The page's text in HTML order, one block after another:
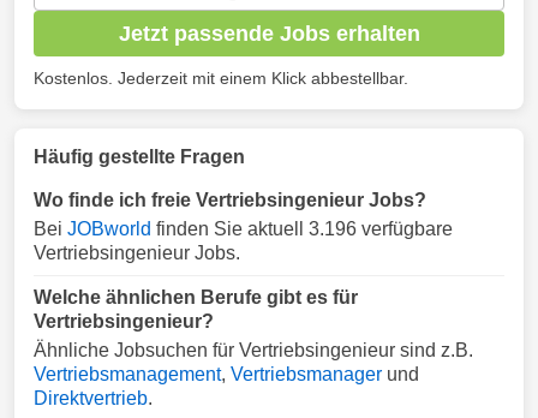
Jetzt passende Jobs erhalten
Kostenlos. Jederzeit mit einem Klick abbestellbar.
Häufig gestellte Fragen
Wo finde ich freie Vertriebsingenieur Jobs?
Bei JOBworld finden Sie aktuell 3.196 verfügbare
Vertriebsingenieur Jobs.
Welche ähnlichen Berufe gibt es für
Vertriebsingenieur?
Ähnliche Jobsuchen für Vertriebsingenieur sind z.B.
Vertriebsmanagement, Vertriebsmanager und
Direktvertrieb.